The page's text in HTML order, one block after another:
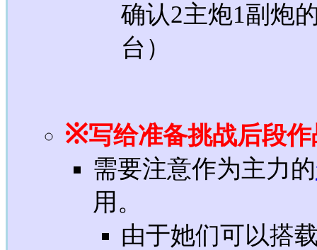
确认2主炮1副炮
台）
※写给准备挑战后段
需要注意作为主力的
用。
由于她们可以搭